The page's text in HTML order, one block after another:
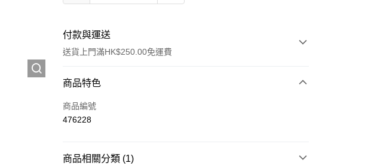
付款與運送
送貨上門滿HK$250.00免運費
付款方式
信用卡
商品特色
商品編號
476228
商品相關分類 (1)